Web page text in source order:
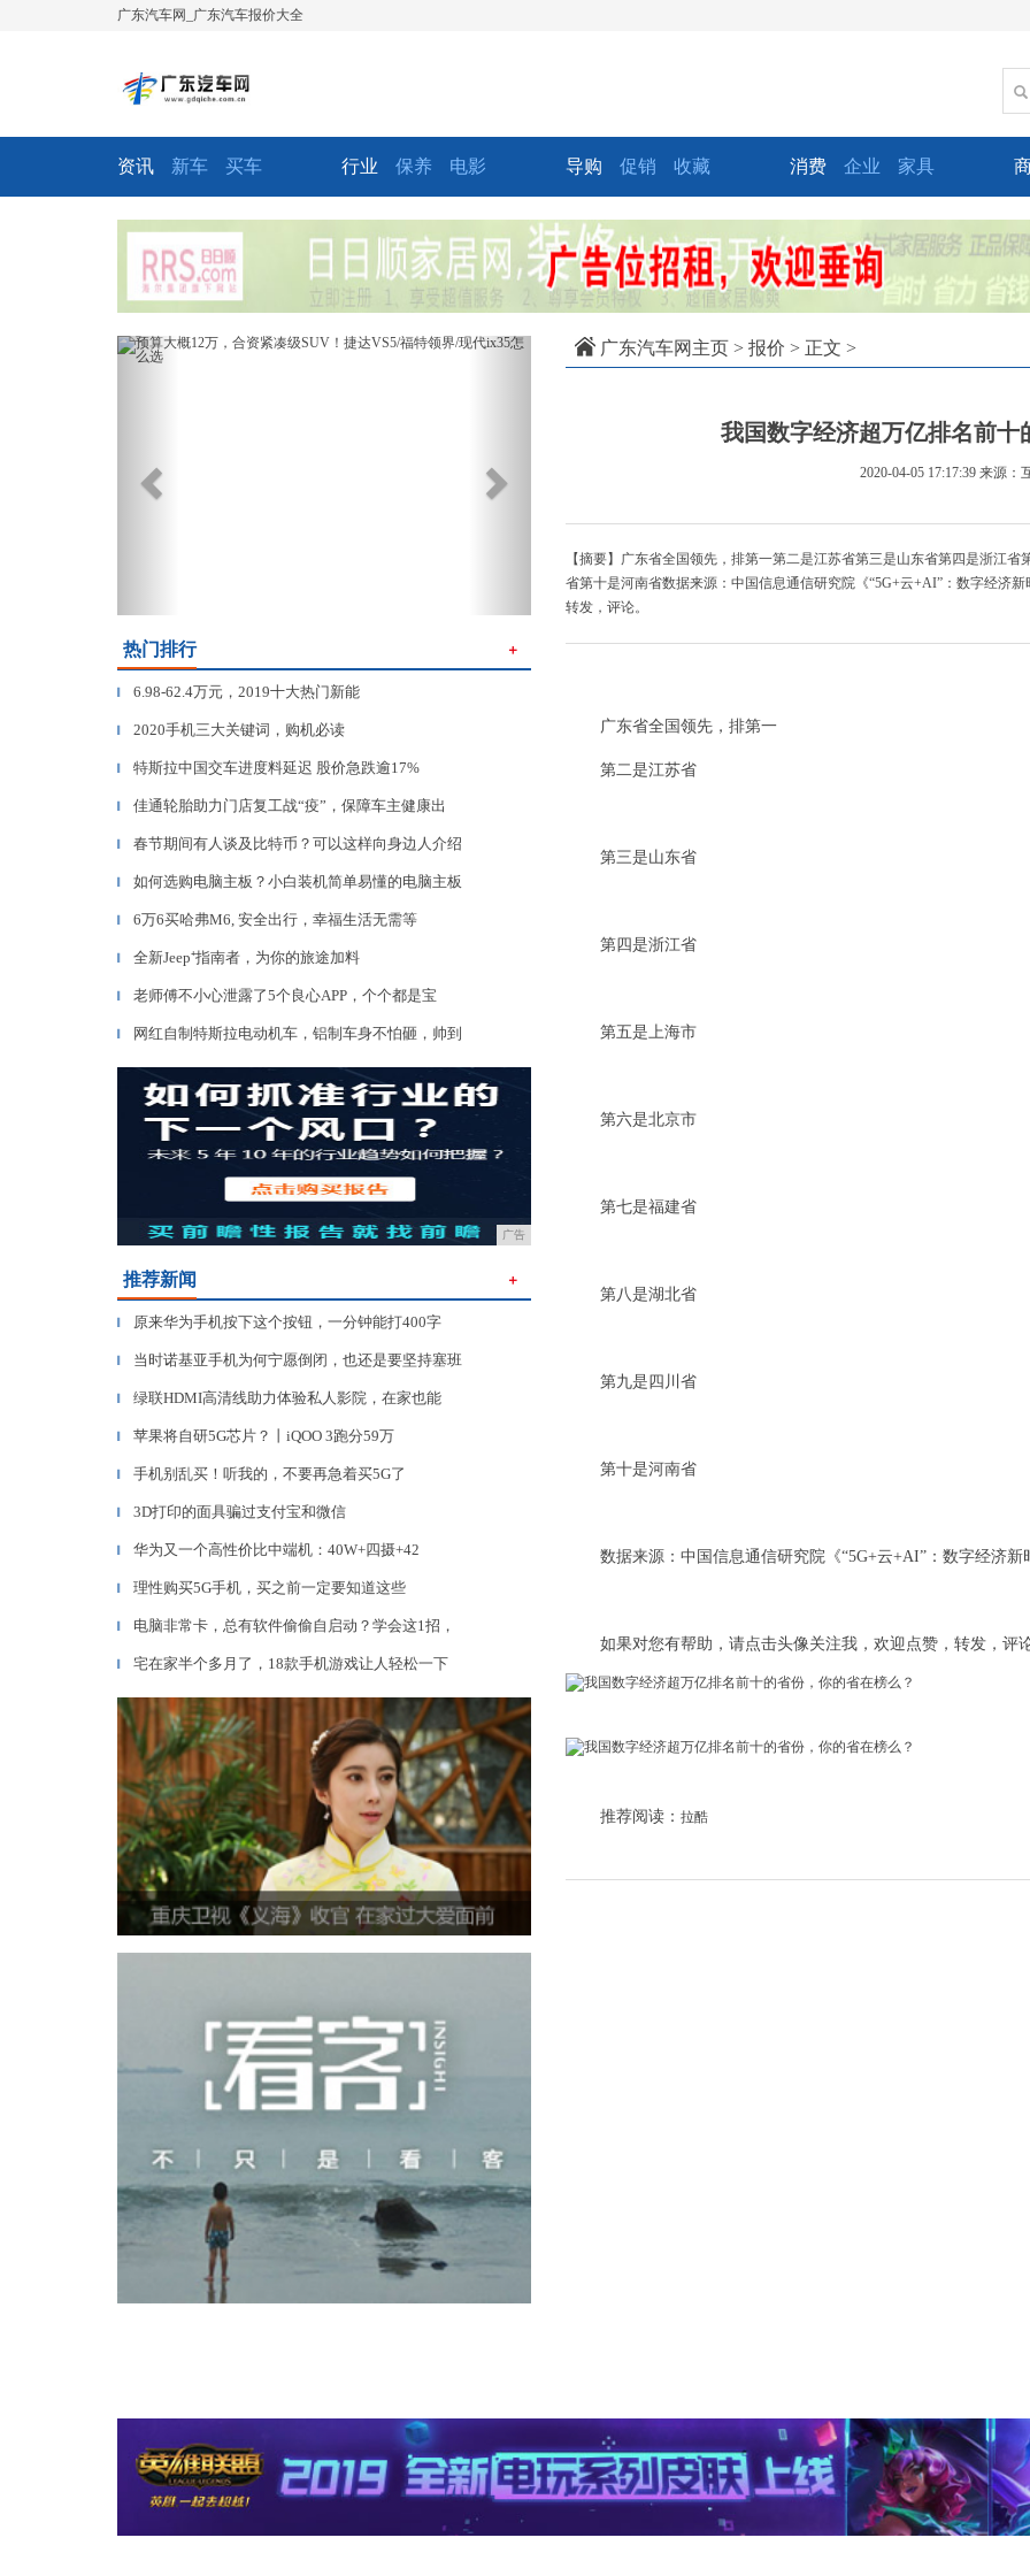
广东汽车网_广东汽车报价大全
资讯 新车 买车 行业 保养 电影 导购 促销 收藏 消费 企业 家具
Previous Next
热门排行 ＋
▎ 6.98-62.4万元，2019十大热门新能
▎ 2020手机三大关键词，购机必读
▎ 特斯拉中国交车进度料延迟 股价急跌逾17%
▎ 佳通轮胎助力门店复工战“疫”，保障车主健康出
▎ 春节期间有人谈及比特币？可以这样向身边人介绍
▎ 如何选购电脑主板？小白装机简单易懂的电脑主板
▎ 6万6买哈弗M6, 安全出行，幸福生活无需等
▎ 全新Jeep⁺指南者，为你的旅途加料
▎ 老师傅不小心泄露了5个良心APP，个个都是宝
▎ 网红自制特斯拉电动机车，铝制车身不怕砸，帅到
广告
推荐新闻 ＋
▎ 原来华为手机按下这个按钮，一分钟能打400字
▎ 当时诺基亚手机为何宁愿倒闭，也还是要坚持塞班
▎ 绿联HDMI高清线助力体验私人影院，在家也能
▎ 苹果将自研5G芯片？丨iQOO 3跑分59万
▎ 手机别乱买！听我的，不要再急着买5G了
▎ 3D打印的面具骗过支付宝和微信
▎ 华为又一个高性价比中端机：40W+四摄+42
▎ 理性购买5G手机，买之前一定要知道这些
▎ 电脑非常卡，总有软件偷偷自启动？学会这1招，
▎ 宅在家半个多月了，18款手机游戏让人轻松一下
广东汽车网主页 > 报价 > 正文 >
我国数字经济超万亿排名前十
2020-04-05 17:17:39 来源：
【摘要】广东省全国领先，排第一第二是江苏省第三是山东省第四是浙江
省第十是河南省数据来源：中国信息通信研究院《“5G+云+AI”：数字经济
转发，评论。
广东省全国领先，排第一
第二是江苏省
第三是山东省
第四是浙江省
第五是上海市
第六是北京市
第七是福建省
第八是湖北省
第九是四川省
第十是河南省
数据来源：中国信息通信研究院《“5G+云+AI”：数字经济新
如果对您有帮助，请点击头像关注我，欢迎点赞，转发，评论
推荐阅读： 拉酷